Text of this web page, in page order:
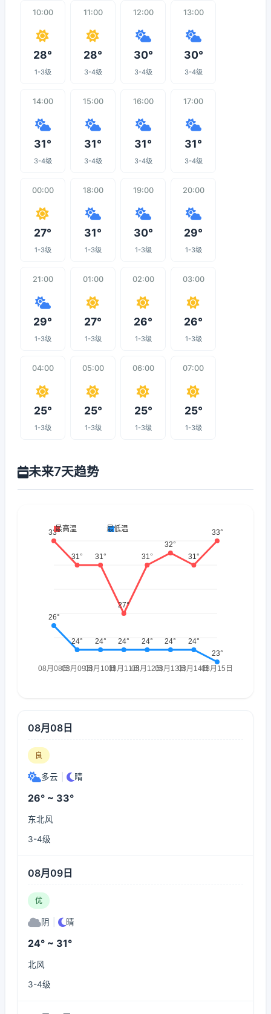
10:00
28°
1-3级
11:00
28°
3-4级
12:00
30°
3-4级
13:00
30°
3-4级
14:00
31°
3-4级
15:00
31°
3-4级
16:00
31°
3-4级
17:00
31°
3-4级
00:00
27°
1-3级
18:00
31°
1-3级
19:00
30°
1-3级
20:00
29°
1-3级
21:00
29°
1-3级
01:00
27°
1-3级
02:00
26°
1-3级
03:00
26°
1-3级
04:00
25°
1-3级
05:00
25°
1-3级
06:00
25°
1-3级
07:00
25°
1-3级
未来7天趋势
08月08日
良
多云 晴
26° ~ 33°
东北风
3-4级
08月09日
优
阴 晴
24° ~ 31°
北风
3-4级